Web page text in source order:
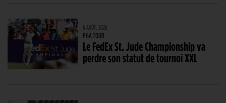
6 AOÛT. 2026
PGA TOUR
Le FedEx St. Jude Championship va
perdre son statut de tournoi XXL